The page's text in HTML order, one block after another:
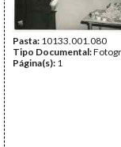
Pasta: 10133.001.080
Tipo Documental:
Página(s): 1